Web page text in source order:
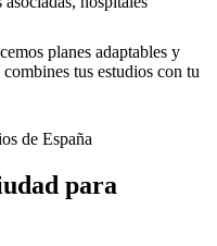
planes adaptables y
tus estudios con tu
de España
para